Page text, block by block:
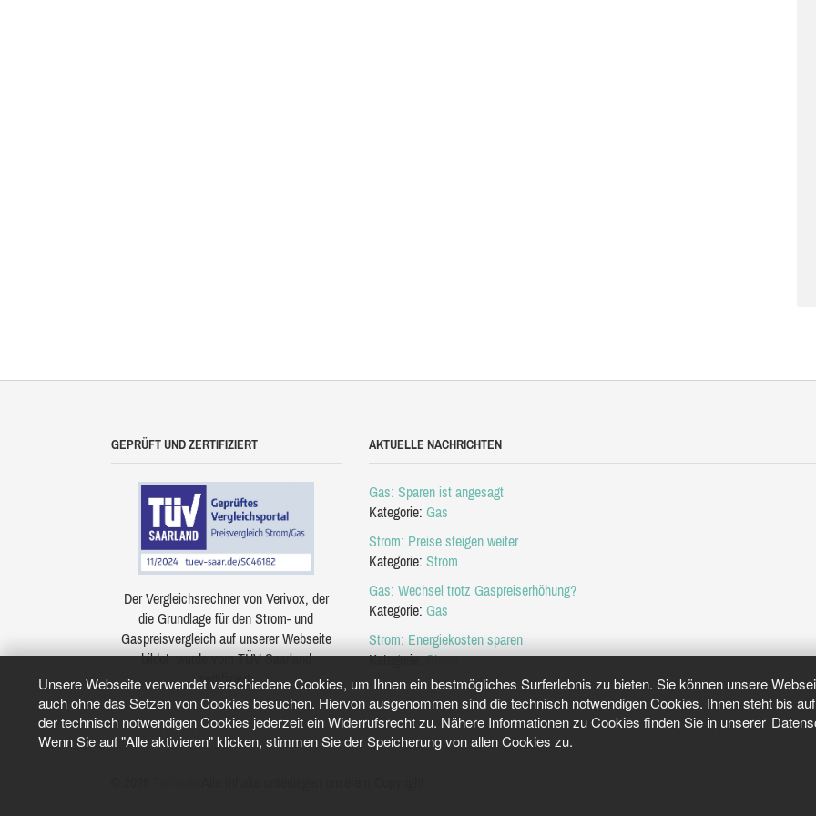
Unsere Webseite verwendet verschiedene Cookies, um Ihnen ein bestmögliches Surferlebnis zu bieten. Sie können unsere
auch ohne das Setzen von Cookies besuchen. Hiervon ausgenommen sind die technisch notwendigen Cookies. Ihnen steht bis
der technisch notwendigen Cookies jederzeit ein Widerrufsrecht zu. Nähere Informationen zu Cookies finden Sie in unserer
Wenn Sie auf "Alle aktivieren" klicken, stimmen Sie der Speicherung von allen Cookies zu.
GEPRÜFT UND ZERTIFIZIERT
Der Vergleichsrechner von Verivox, der
die Grundlage für den Strom- und
Gaspreisvergleich auf unserer Webseite
bildet, wurde vom TÜV Saarland
zertifiziert.
AKTUELLE NACHRICHTEN
Gas: Sparen ist angesagt
Kategorie: Gas
Strom: Preise steigen weiter
Kategorie: Strom
Gas: Wechsel trotz Gaspreiserhöhung?
Kategorie: Gas
Strom: Energiekosten sparen
Kategorie:Strom